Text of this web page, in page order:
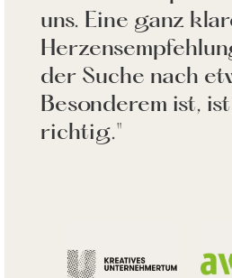
uns. Eine ganz
der Suche nach
Besonderem ist,
richtig."